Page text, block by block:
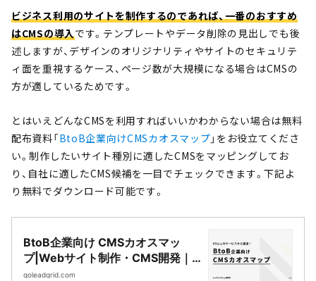
ビジネス利用のサイトを制作するのであれば、一番のおすすめ
はCMSの導入です。テンプレートやデータ削除の見出しでも後
述しますが、デザインのオリジナリティやサイトのセキュリテ
ィ面を重視するケース、ページ数が大規模になる場合はCMSの
方が適しているためです。
とはいえどんなCMSを利用すればいいかわからない場合は無料
配布資料「BtoB企業向けCMSカオスマップ」をお役立てくださ
い。制作したいサイト種別に適したCMSをマッピングしてお
り、自社に適したCMS候補を一目でチェックできます。下記よ
り無料でダウンロード可能です。
BtoB企業向け CMSカオスマッ
プ|Webサイト制作・CMS開発｜
LeadGrid
goleadgrid.com